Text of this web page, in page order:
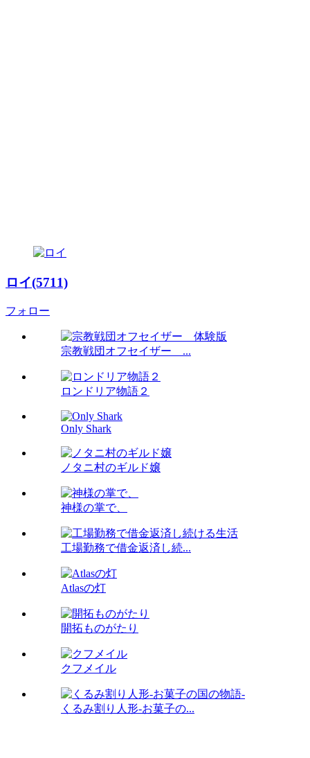
ロイ(5711)
フォロー
宗教戦団オフセイザー ...
ロンドリア物語２
Only Shark
ノタニ村のギルド嬢
神様の掌で、
工場勤務で借金返済し続...
Atlasの灯
開拓ものがたり
クフメイル
くるみ割り人形-お菓子の...